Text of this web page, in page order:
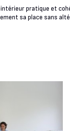
intérieur pratique et
sa place sans